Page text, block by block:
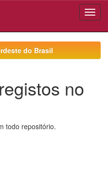
do Brasil
no
todo repositório.